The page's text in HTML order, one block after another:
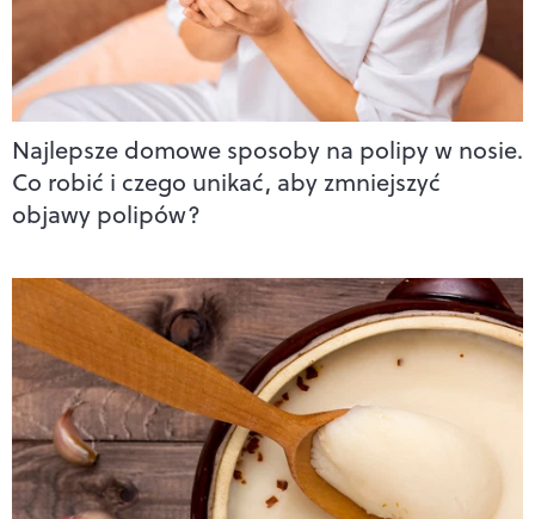
Najlepsze domowe sposoby na polipy w nosie.
Co robić i czego unikać, aby zmniejszyć
objawy polipów?